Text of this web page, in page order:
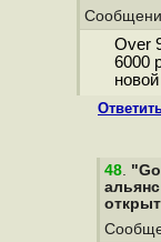
Over
6000
48.